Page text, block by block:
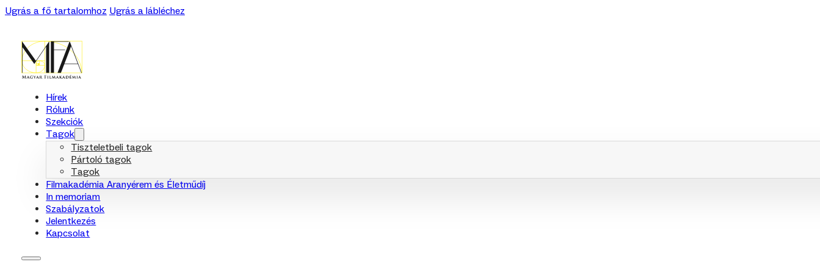
Ugrás a fő tartalomhoz Ugrás a lábléchez
Hírek
Rólunk
Szekciók
Tagok
Tiszteletbeli tagok
Pártoló tagok
Tagok
Filmakadémia Aranyérem és Életműdíj
In memoriam
Szabályzatok
Jelentkezés
Kapcsolat